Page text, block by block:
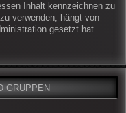
Inhalt kennzeichnen zu
verwenden, hängt von
gesetzt hat.
GRUPPEN